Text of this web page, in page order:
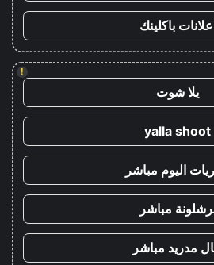
باكلينك
!
يلا شوت
yalla shoot
اليوم مباشر
مباشر
مدريد مباشر